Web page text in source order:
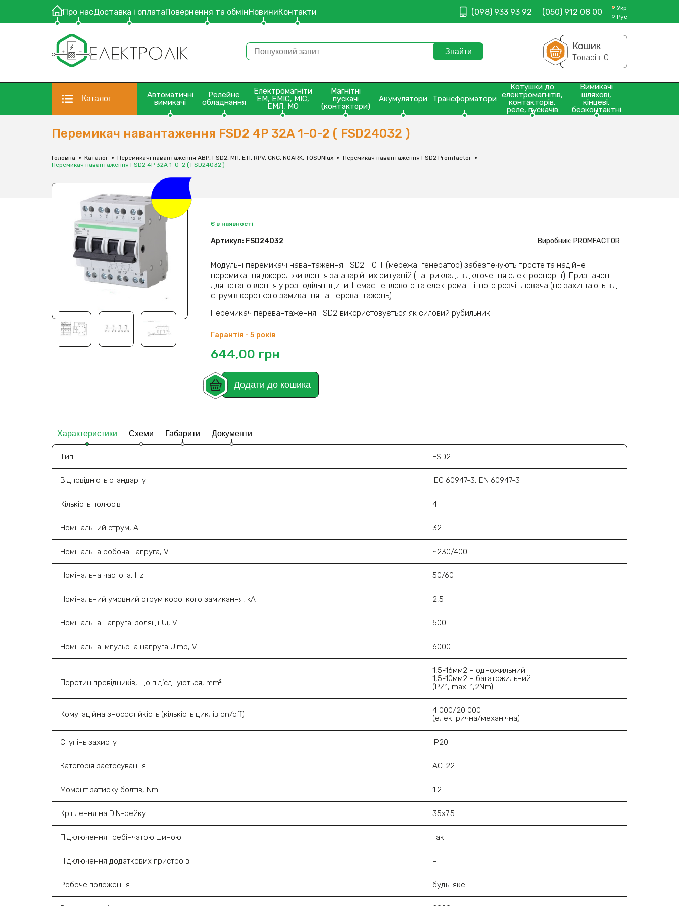
Про насДоставка і оплатаПовернення та обмінНовиниКонтакти (098) 933 93 92 (050) 912 08 00
Укр
Рус
Кошик
Товарів: 0
Каталог
Автоматичні
вимикачі
Релейне
обладнання
Електромагніти
ЕМ, ЕМІС, МІС,
ЕМЛ, МО
Магнітні
пускачі
(контактори)
Акумулятори Трансформатори
Котушки до
електромагнітів,
контакторів,
реле, пускачів
Вимикачі
шляхові,
кінцеві,
безконтактні
Перемикач навантаження FSD2 4P 32A 1-0-2 ( FSD24032 )
Головна Каталог Перемикачі навантаження АВР, FSD2, МП, ЕТІ, RPV, CNC, NOARK, TOSUNlux
Перемикач навантаження FSD2 Promfactor
Перемикач навантаження FSD2 4P 32A 1-0-2 ( FSD24032 )
Є в наявності
Артикул: FSD24032 Виробник: PROMFACTOR
Модульні перемикачі навантаження FSD2 I-0-II (мережа-генератор) забезпечують просте та надійне
перемикання джерел живлення за аварійних ситуацій (наприклад, відключення електроенергії). Призначені
для встановлення у розподільні щити. Немає теплового та електромагнітного розчіплювача (не захищають від
струмів короткого замикання та перевантажень).
Перемикач перевантаження FSD2 використовується як силовий рубильник.
Гарантія - 5 років
644,00 грн
Додати до кошика
Характеристики Схеми Габарити Документи
Тип FSD2
Відповідність стандарту IEC 60947-3, EN 60947-3
Кількість полюсів 4
Номінальний струм, А 32
Номінальна робоча напруга, V ~230/400
Номінальна частота, Hz 50/60
Номінальний умовний струм короткого замикання, kA 2,5
Номінальна напруга ізоляції Ui, V 500
Номінальна імпульсна напруга Uimp, V 6000
Перетин провідників, що під’єднуються, mm²
1,5-16мм2 – одножильний
1,5-10мм2 – багатожильний
(PZ1, max. 1,2Nm)
Комутаційна зносостійкість (кількість циклів on/off)
4 000/20 000
(електрична/механічна)
Ступінь захисту IP20
Категорія застосування АС-22
Момент затиску болтів, Nm 1.2
Кріплення на DIN-рейку 35х7.5
Підключення гребінчатою шиною так
Підключення додаткових пристроїв ні
Робоче положення будь-яке